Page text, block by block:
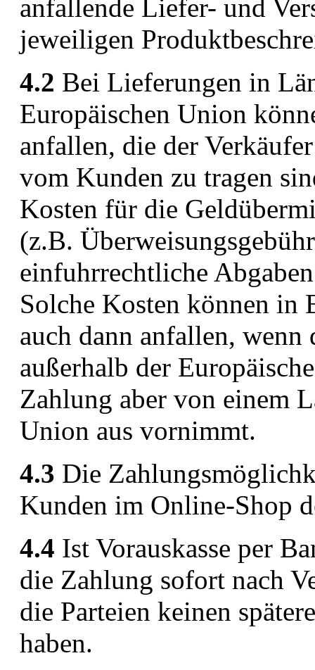
anfallende Liefer- und
jeweiligen
4.2 Bei Lieferungen in
Europäischen Union
anfallen, die der
vom Kunden zu tragen
Kosten für die
(z.B.
einfuhrrechtliche
Solche Kosten können in
auch dann anfallen,
außerhalb der
Zahlung aber von einem
Union aus vornimmt.
4.3 Die
Kunden im Online-Shop
4.4 Ist Vorauskasse per
die Zahlung sofort nach
die Parteien keinen
haben.